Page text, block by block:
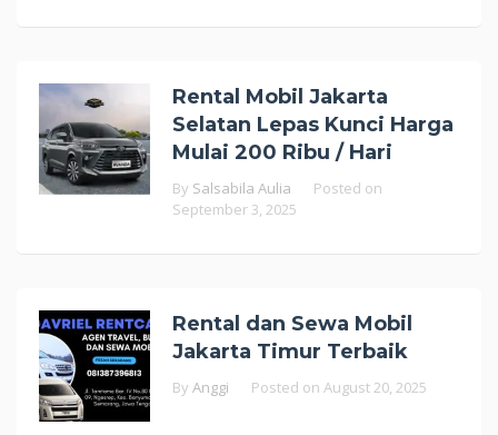
Rental Mobil Jakarta
Selatan Lepas Kunci Harga
Mulai 200 Ribu / Hari
By Salsabila Aulia
Posted on
September 3, 2025
Rental dan Sewa Mobil
Jakarta Timur Terbaik
By Anggi Posted on August 20, 2025